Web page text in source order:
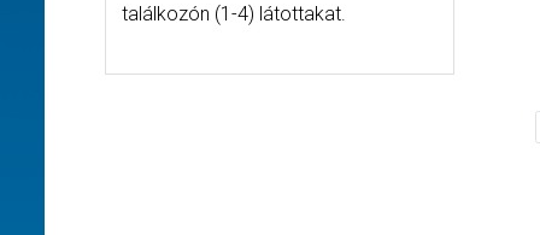
találkozón (1-4) látottakat.